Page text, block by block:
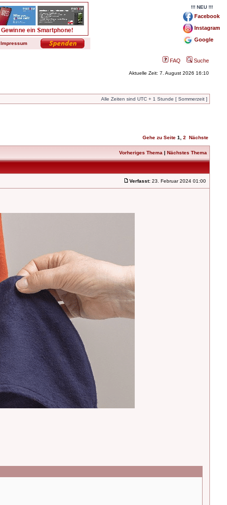
Impressum
!!! NEU !!!
Facebook
Instagram
Google
FAQ Suche
Aktuelle Zeit: 7. August 2026 16:10
Alle Zeiten sind UTC + 1 Stunde [ Sommerzeit ]
Gehe zu Seite 1 2 Nächste
Vorheriges Thema | Nächstes Thema
Verfasst: 23. Februar 2024 01:00